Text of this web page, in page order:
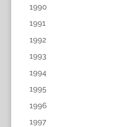
1990
1991
1992
1993
1994
1995
1996
1997